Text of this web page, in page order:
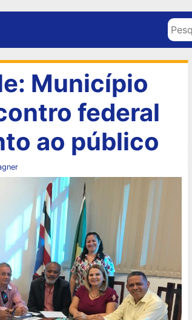
Município
federal
ao público